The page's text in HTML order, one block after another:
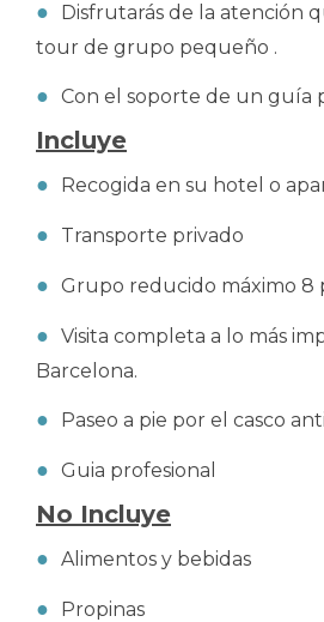
Disfrutarás de la atención
tour de grupo pequeño .
Con el soporte de un guía
Incluye
Recogida en su hotel o
Transporte privado
Grupo reducido máximo 8
Visita completa a lo más
Barcelona.
Paseo a pie por el casco
Guia profesional
No Incluye
Alimentos y bebidas
Propinas